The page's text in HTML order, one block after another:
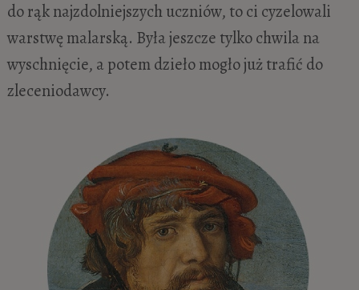
do rąk najzdolniejszych uczniów, to ci cyzelowali
warstwę malarską. Była jeszcze tylko chwila na
wyschnięcie, a potem dzieło mogło już trafić do
zleceniodawcy.